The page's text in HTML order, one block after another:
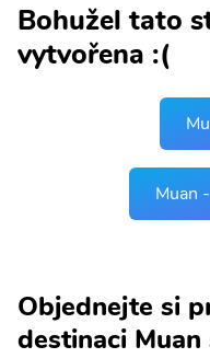
Bohužel tato
vytvořena :(
Muan
Objednejte si
destinaci Muan